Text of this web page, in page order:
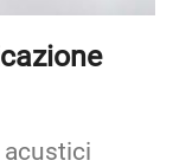
acustici